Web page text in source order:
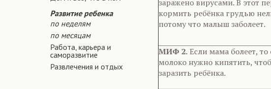
Развитие ребенка
по неделям
по месяцам
Работа, карьера и
саморазвитие
Развлечения и отдых
заражено вирусами. В этот
кормить ребёнка грудью
потому что малыш заболеет.
МИФ 2. Если мама болеет, то
молоко нужно кипятить,
заразить ребёнка.